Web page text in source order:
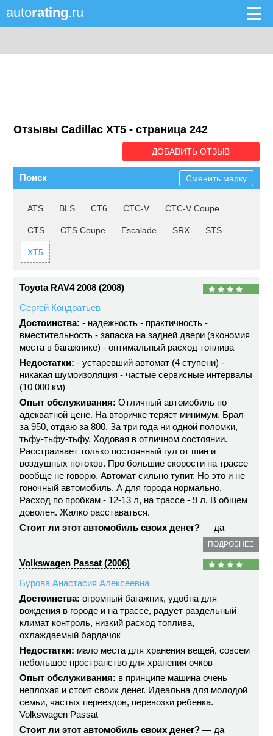
autorating.ru
Отзывы Cadillac XT5 - cтраница 242
ДОБАВИТЬ ОТЗЫВ
Поиск Сменить марку
ATS BLS CT6 CTC-V CTC-V Coupe
CTS CTS Coupe Escalade SRX STS
XT5
Toyota RAV4 2008 (2008)
Сергей Кондратьев
Достоинства: - надежность - практичность -
вместительность - запаска на задней двери (экономия
места в багажнике) - оптимальный расход топлива
Недостатки: - устаревший автомат (4 ступени) -
никакая шумоизоляция - частые сервисные интервалы
(10 000 км)
Опыт обслуживания: Отличный автомобиль по
адекватной цене. На вторичке теряет минимум. Брал
за 950, отдаю за 800. За три года ни одной поломки,
тьфу-тьфу-тьфу. Ходовая в отличном состоянии.
Расстраивает только постоянный гул от шин и
воздушных потоков. Про большие скорости на трассе
вообще не говорю. Автомат сильно тупит. Но это и не
гоночный автомобиль. А для города нормально.
Расход по пробкам - 12-13 л, на трассе - 9 л. В общем
доволен. Жалко расставаться.
Стоит ли этот автомобиль своих денег? — да
ПОДРОБНЕЕ
Volkswagen Passat (2006)
Бурова Анастасия Алексеевна
Достоинства: огромный багажник, удобна для
вождения в городе и на трассе, радует раздельный
климат контроль, низкий расход топлива,
охлаждаемый бардачок
Недостатки: мало места для хранения вещей, совсем
небольшое пространство для хранения очков
Опыт обслуживания: в принципе машина очень
неплохая и стоит своих денег. Идеальна для молодой
семьи, частых переездов, перевозки ребенка.
Volkswagen Passat
Стоит ли этот автомобиль своих денег? — да